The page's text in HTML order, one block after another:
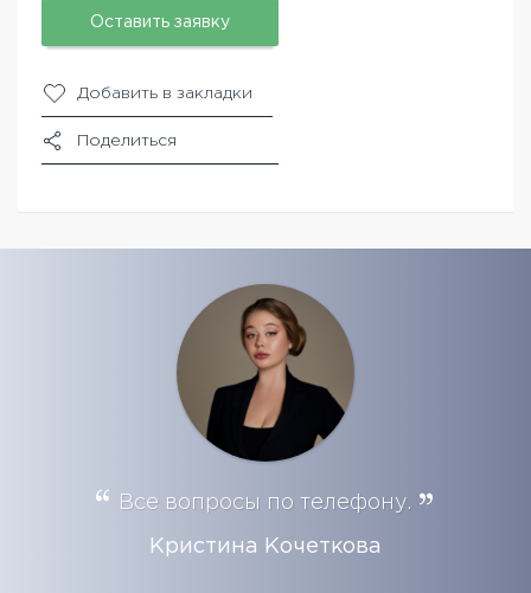
Оставить заявку
Добавить в закладки
Поделиться
Все вопросы по телефону.
Кристина Кочеткова